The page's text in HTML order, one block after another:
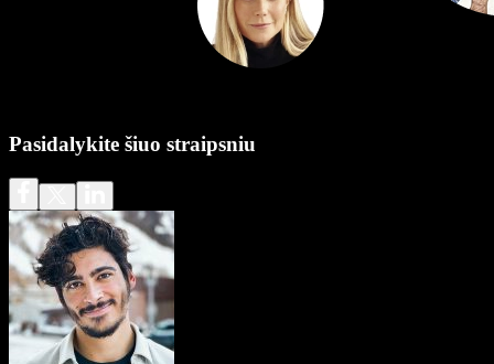
Pasidalykite šiuo straipsniu